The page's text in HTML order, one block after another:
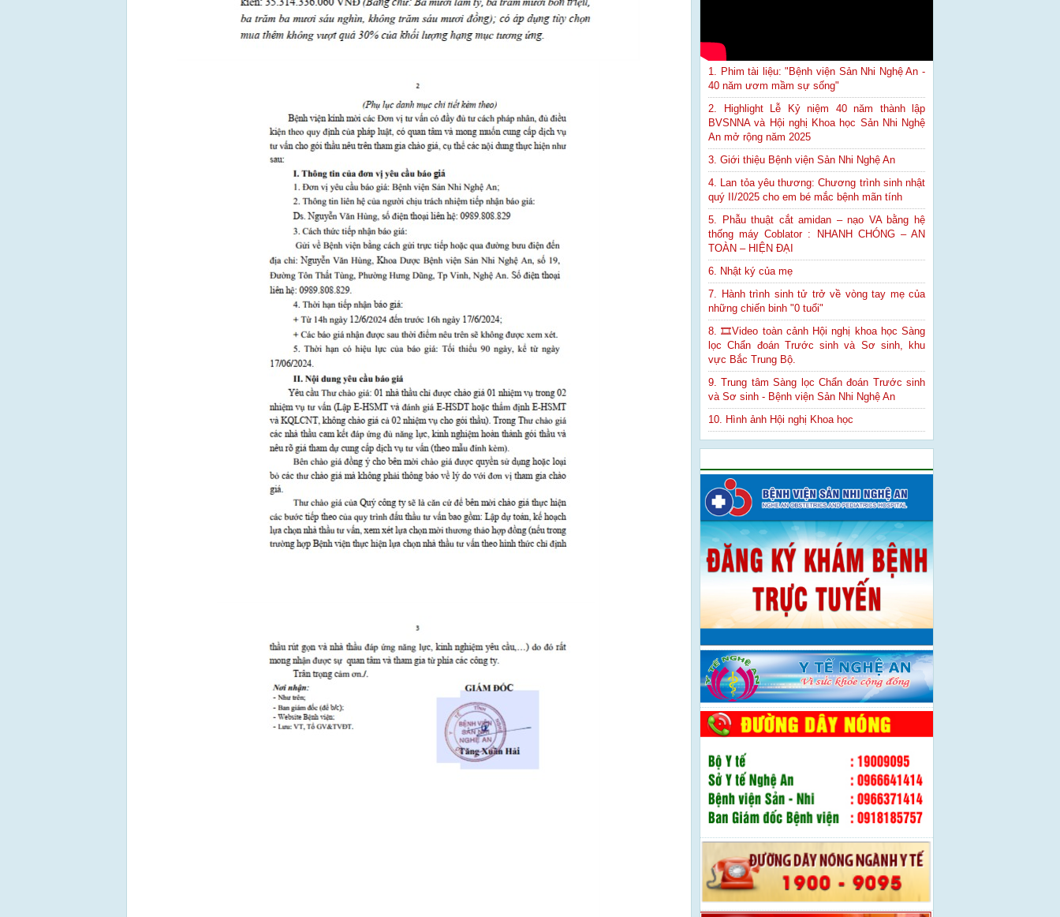
1. Phim tài liệu: "Bệnh viện Sản Nhi Nghệ An -
40 năm ươm mầm sự sống"
2. Highlight Lễ Kỷ niệm 40 năm thành lập
BVSNNA và Hội nghị Khoa học Sản Nhi Nghệ
An mở rộng năm 2025
3. Giới thiệu Bệnh viện Sản Nhi Nghệ An
4. Lan tỏa yêu thương: Chương trình sinh nhật
quý II/2025 cho em bé mắc bệnh mãn tính
5. Phẫu thuật cắt amidan – nạo VA bằng hệ
thống máy Coblator : NHANH CHÓNG – AN
TOÀN – HIỆN ĐẠI
6. Nhật ký của mẹ
7. Hành trình sinh tử trở về vòng tay mẹ của
những chiến binh "0 tuổi"
8. 🎞Video toàn cảnh Hội nghị khoa học Sàng
lọc Chẩn đoán Trước sinh và Sơ sinh, khu
vực Bắc Trung Bộ.
9. Trung tâm Sàng lọc Chẩn đoán Trước sinh
và Sơ sinh - Bệnh viện Sản Nhi Nghệ An
10. Hình ảnh Hội nghị Khoa học